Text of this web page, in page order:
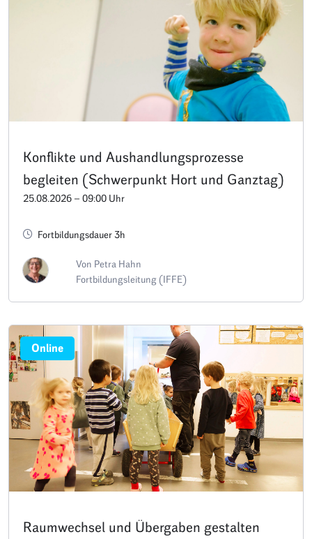
Konflikte und Aushandlungsprozesse
begleiten (Schwerpunkt Hort und Ganztag)
25.08.2026 – 09:00 Uhr
Fortbildungsdauer 3h
Von Petra Hahn
Fortbildungsleitung (IFFE)
Online
Raumwechsel und Übergaben gestalten